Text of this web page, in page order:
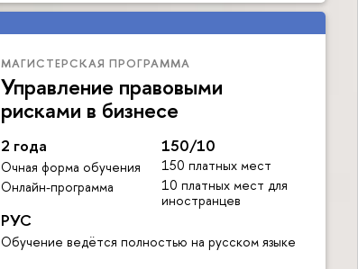
МАГИСТЕРСКАЯ ПРОГРАММА
Управление правовыми
рисками в бизнесе
2 года
Очная форма обучения
Онлайн-программа
150/10
150 платных мест
10 платных мест для
иностранцев
РУС
Обучение ведётся полностью на русском языке